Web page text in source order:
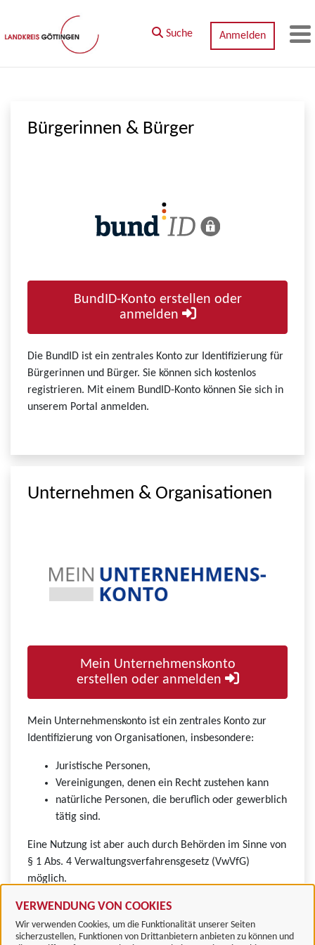
Zum Hauptinhalt springen
VERWENDUNG VON COOKIES
Wir verwenden Cookies, um die Funktionalität unserer Seiten
sicherzustellen, Funktionen von Drittanbietern anbieten zu können und
Suche Anmelden
Bürgerinnen & Bürger
BundID-Konto erstellen oder
anmelden
Die BundID ist ein zentrales Konto zur Identifizierung für
Bürgerinnen und Bürger. Sie können sich kostenlos
registrieren. Mit einem BundID-Konto können Sie sich in
unserem Portal anmelden.
Unternehmen & Organisationen
Mein Unternehmenskonto
erstellen oder anmelden
Mein Unternehmenskonto ist ein zentrales Konto zur
Identifizierung von Organisationen, insbesondere:
Juristische Personen,
Vereinigungen, denen ein Recht zustehen kann
natürliche Personen, die beruflich oder gewerblich
tätig sind.
Eine Nutzung ist aber auch durch Behörden im Sinne von
§ 1 Abs. 4 Verwaltungsverfahrensgesetz (VwVfG)
möglich.